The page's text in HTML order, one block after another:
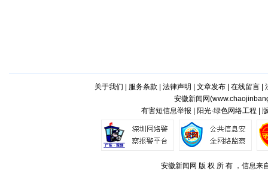
关于我们 服务条款 法律声明 文章发布| 在线留言|
安徽新闻网(
有害短信息举报 | 阳光·绿色网络工程 |
安徽新闻网 版 权 所 有 ，信息